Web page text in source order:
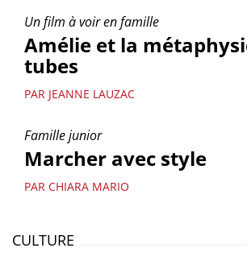
Un film à voir en famille
Amélie et la
tubes
PAR JEANNE LAUZAC
Famille junior
Marcher avec style
PAR CHIARA MARIO
CULTURE